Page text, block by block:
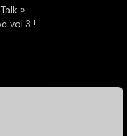
»
vol.3 !